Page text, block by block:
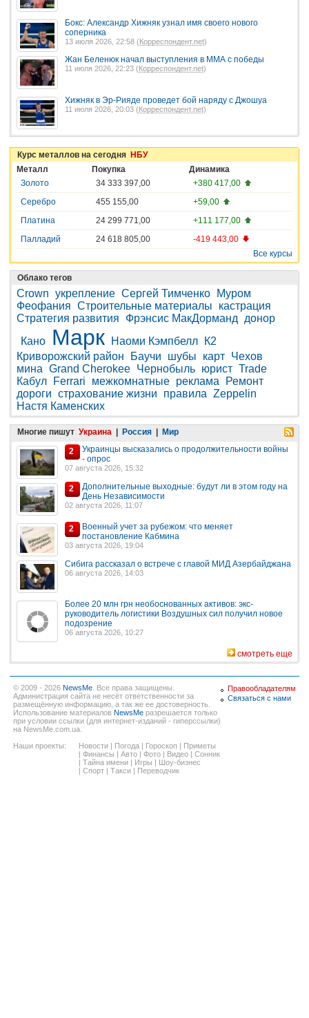
Бокс: Александр Хижняк узнал имя своего нового
соперника
13 июля 2026, 22:58 (Корреспондент.net)
Жан Беленюк начал выступления в ММА с победы
11 июля 2026, 22:23 (Корреспондент.net)
Хижняк в Эр-Рияде проведет бой наряду с Джошуа
11 июля 2026, 20:03 (Корреспондент.net)
Курс металлов на сегодня НБУ
Металл
Покупка
Динамика
Золото
34 333 397,00
+380 417,00
Серебро
455 155,00
+59,00
Платина
24 299 771,00
+111 177,00
Палладий
24 618 805,00
-419 443,00
Все курсы
Облако тегов
Crown укрепление Сергей Тимченко
Муром
Феофания Строительные материалы
кастрация
Стратегия развития
Фрэнсис МакДорманд
донор
Кано
Марк Наоми Кэмпбелл
К2
Криворожский район
Баучи шубы карт Чехов
мина Grand Cherokee Чернобыль юрист Trade
Кабул
Ferrari межкомнатные реклама
Ремонт
дороги страхование жизни правила Zeppelin
Настя Каменских
Многие пишут Украина Россия
Мир
2
Украинцы высказались о продолжительности войны
- опрос
07 августа 2026, 15:32
2
Дополнительные выходные: будут ли в этом году на
День Независимости
02 августа 2026, 11:07
2
Военный учет за рубежом: что меняет
постановление Кабмина
03 августа 2026, 19:04
Сибига рассказал о встрече с главой МИД Азербайджана
06 августа 2026, 14:03
Более 20 млн грн необоснованных активов: экс-
руководитель логистики Воздушных сил получил новое
подозрение
06 августа 2026, 10:27
смотреть еще
© 2009 - 2026 NewsMe . Все права защищены.
Администрация сайта не несёт ответственности за
размещённую информацию, а так же ее достоверность.
Использование материалов NewsMe разрешается только
при условии ссылки (для интернет-изданий - гиперссылки)
на NewsMe.com.ua.
Наши проекты:
Новости | Погода | Гороскоп | Приметы
| Финансы | Авто | Фото | Видео | Сонник
| Тайна имени | Игры | Шоу-бизнес
| Спорт | Такси | Переводчик
Правообладателям
Связаться с нами